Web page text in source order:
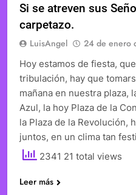
Si se atreven sus
carpetazo.
LuisAngel 24 de enero
Hoy estamos de fiesta,
tribulación, hay que
mañana en nuestra plaza,
Azul, la hoy Plaza de la
la Plaza de la Revolución,
juntos, en un clima tan
2341 21 total views
Leer más